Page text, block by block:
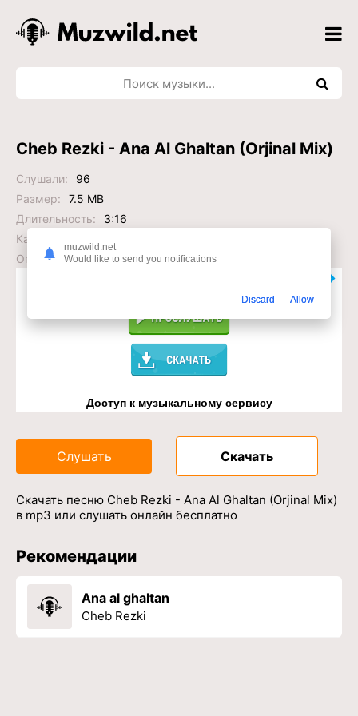
Cheb Rezki - Ana Al Ghaltan (Orjinal Mix)
Слушали:
96
Размер:
7.5 MB
Длительность:
3:16
Качество:
Опубликовано: 2026-05-17 12:50:31
Доступ к музыкальному сервису
Слушать Скачать
Скачать песню Cheb Rezki - Ana Al Ghaltan (Orjinal Mix)
в mp3 или слушать онлайн бесплатно
Рекомендации
Ana al ghaltan
Cheb Rezki
muzwild.net
Would like to send you notifications
Discard Allow